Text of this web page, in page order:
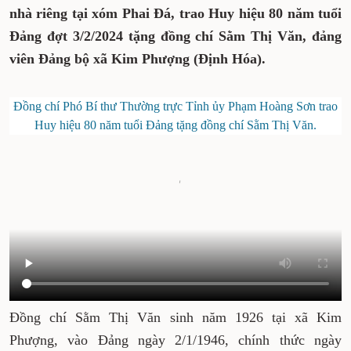
nhà riêng tại xóm Phai Đá, trao Huy hiệu 80 năm tuổi
Đảng đợt 3/2/2024 tặng đồng chí Sằm Thị Văn, đảng
viên Đảng bộ xã Kim Phượng (Định Hóa).
Đồng chí Phó Bí thư Thường trực Tỉnh ủy Phạm Hoàng Sơn trao
Huy hiệu 80 năm tuổi Đảng tặng đồng chí Sằm Thị Văn.
Đồng chí Sằm Thị Văn sinh năm 1926 tại xã Kim
Phượng, vào Đảng ngày 2/1/1946, chính thức ngày